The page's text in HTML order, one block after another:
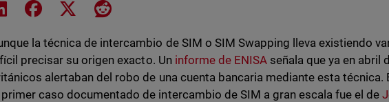
Share on LinkedIn
Share on Facebook
Share on XShare on Reddit
la técnica de intercambio de SIM o SIM Swapping lleva existiendo
precisar su origen exacto. Un informe de ENISAseñala que ya en abril
alertaban del robo de una cuenta bancaria mediante esta técnica.
caso documentado de intercambio de SIM a gran escala fue el de